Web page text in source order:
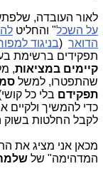
לאור העובדה,
על השכל" והחליט
הדואר (בניגוד
תפקידים ברשימת
קיימים במציאות,
שהתפטרו, למשל
תפקידם בלי כל
כדי להמשיך
לקבל החלטות בשוק
מכאן אני מציג את
המדהימה" של